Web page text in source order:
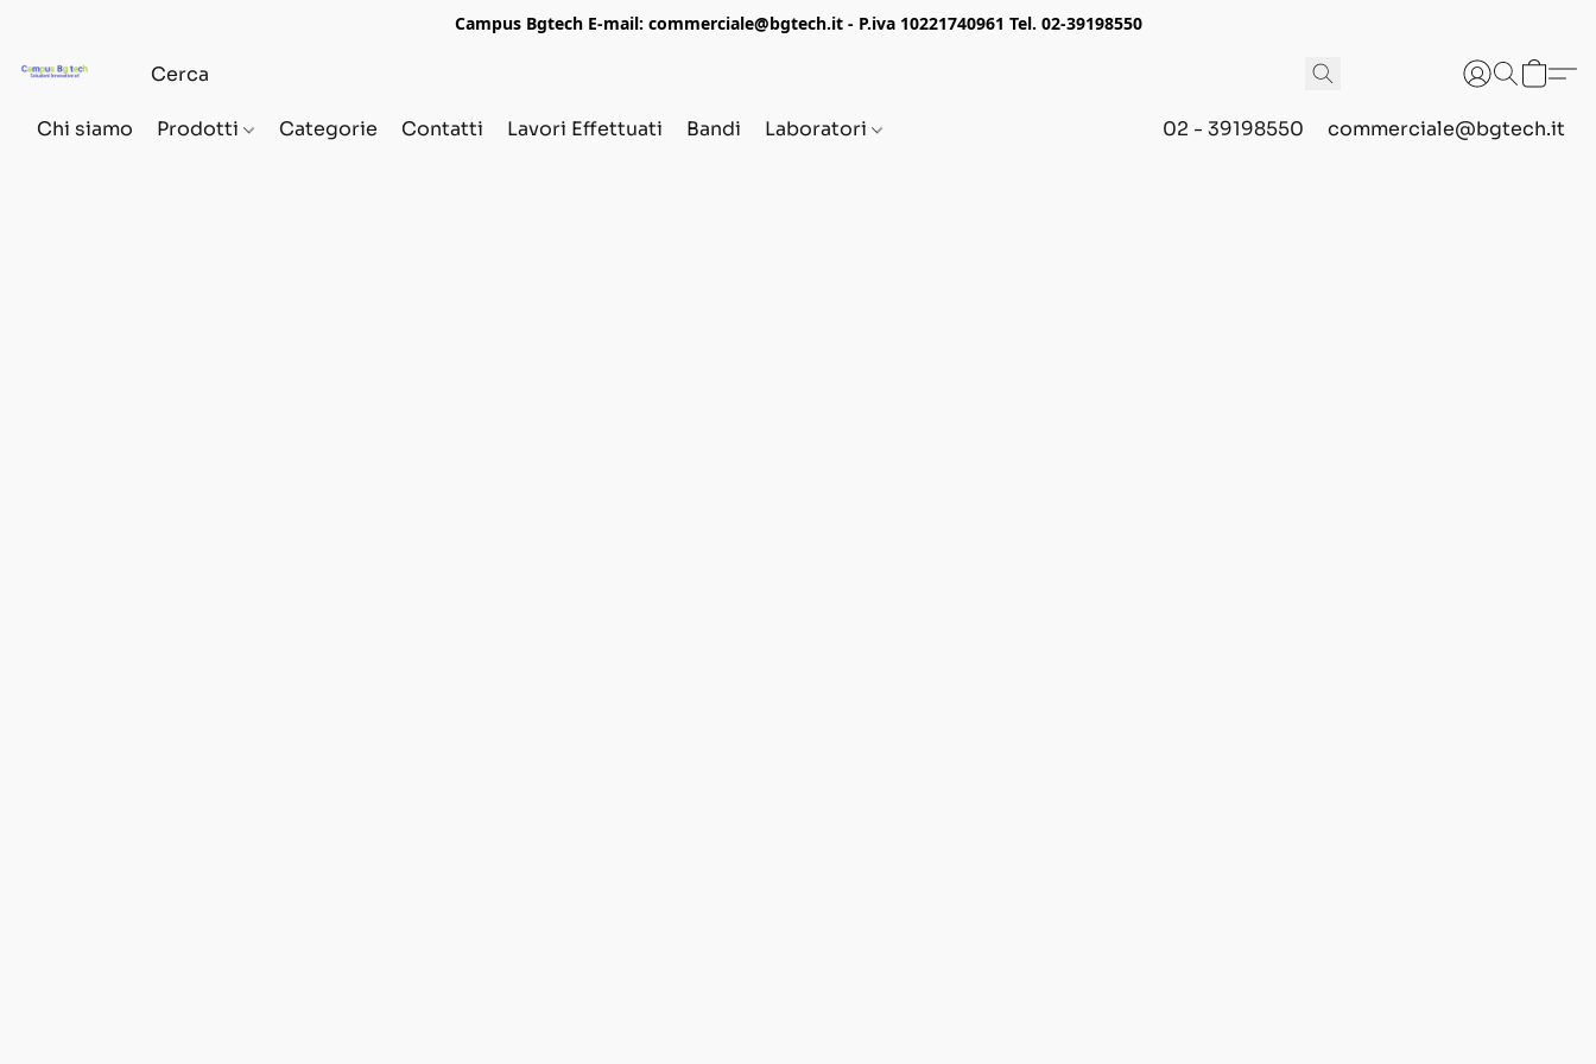
Campus Bgtech E-mail: commerciale@bgtech.it - P.iva 10221740961 Tel. 02-39198550
Chi siamo Prodotti Categorie Contatti Lavori Effettuati Bandi Laboratori 02 - 39198550 commerciale@bgtech.it